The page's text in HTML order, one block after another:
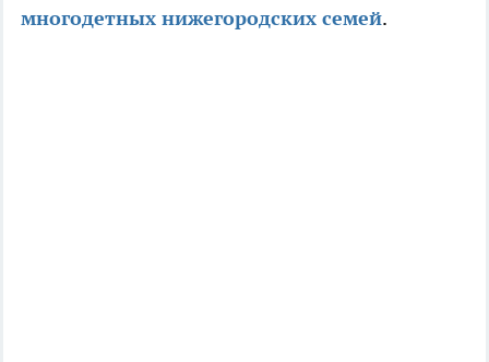
многодетных нижегородских семей.